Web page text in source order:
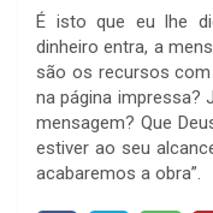
É isto que eu lhe
dinheiro entra, a
são os recursos
na página impressa?
mensagem? Que
estiver ao seu
acabaremos a obra”.